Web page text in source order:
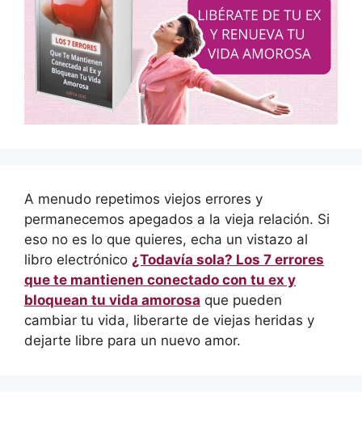
A menudo repetimos viejos errores y
permanecemos apegados a la vieja relación. Si
eso no es lo que quieres, echa un vistazo al
libro electrónico ¿Todavía sola? Los 7 errores
que te mantienen conectado con tu ex y
bloquean tu vida amorosa que pueden
cambiar tu vida, liberarte de viejas heridas y
dejarte libre para un nuevo amor.